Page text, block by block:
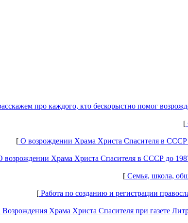
про каждого, кто бескорыстно помог
[
[ О возрождении Храма Христа Спасителя в СССР
возрождении Храма Христа Спасителя в СССР до
[ Семья, школа,
[ Работа по созданию и регистрации
Храма Христа Спасителя при газете